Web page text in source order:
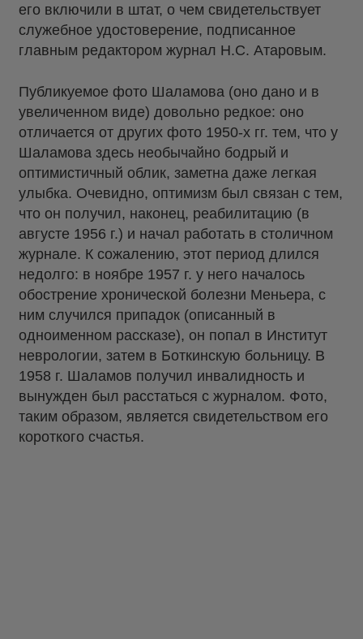
его включили в штат, о чем свидетельствует
служебное удостоверение, подписанное
главным редактором журнал Н.С. Атаровым.
Публикуемое фото Шаламова (оно дано и в
увеличенном виде) довольно редкое: оно
отличается от других фото 1950-х гг. тем, что у
Шаламова здесь необычайно бодрый и
оптимистичный облик, заметна даже легкая
улыбка. Очевидно, оптимизм был связан с тем,
что он получил, наконец, реабилитацию (в
августе 1956 г.) и начал работать в столичном
журнале. К сожалению, этот период длился
недолго: в ноябре 1957 г. у него началось
обострение хронической болезни Меньера, с
ним случился припадок (описанный в
одноименном рассказе), он попал в Институт
неврологии, затем в Боткинскую больницу. В
1958 г. Шаламов получил инвалидность и
вынужден был расстаться с журналом. Фото,
таким образом, является свидетельством его
короткого счастья.